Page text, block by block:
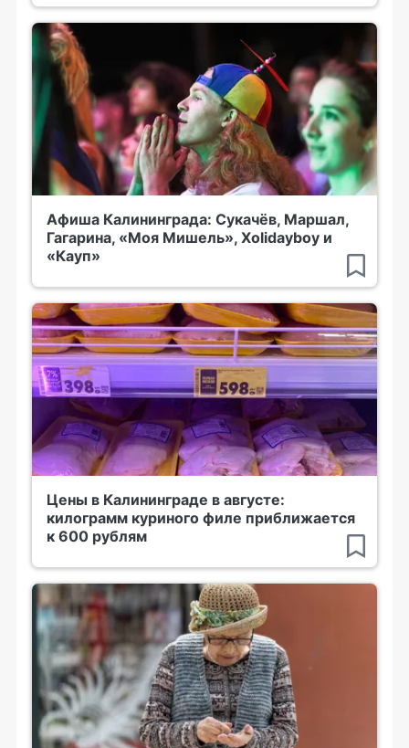
Афиша Калининграда: Сукачёв, Маршал,
Гагарина, «Моя Мишель», Xolidayboy и
«Кауп»
Цены в Калининграде в августе:
килограмм куриного филе приближается
к 600 рублям